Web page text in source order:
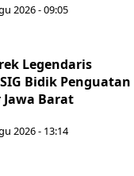
2026 - 09:05
Legendaris
Bidik Penguatan
Barat
2026 - 13:14